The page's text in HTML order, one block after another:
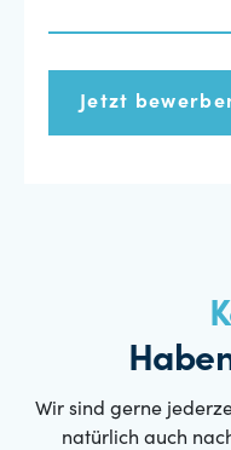
Jetzt
Wir sind gerne
natürlich auch